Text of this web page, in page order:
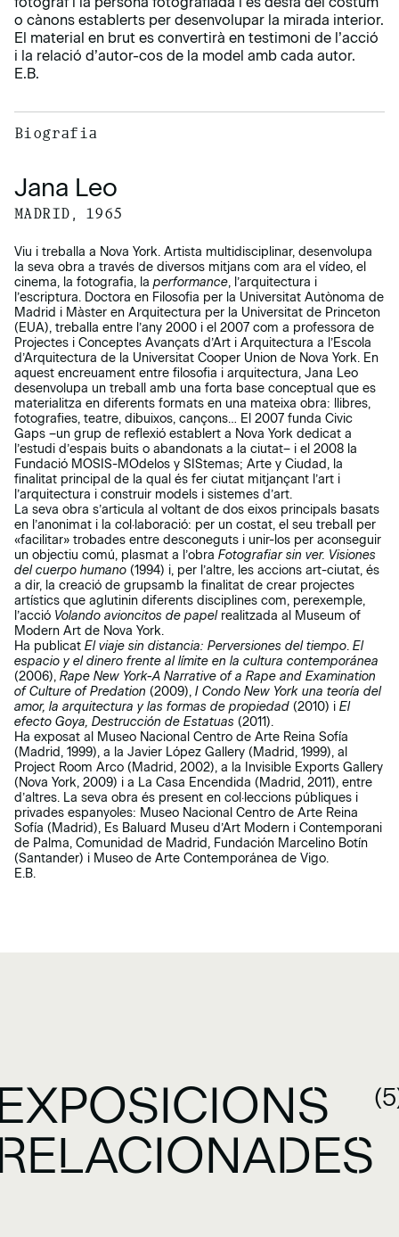
o cànons establerts per desenvolupar la mirada interior.
El material en brut es convertirà en testimoni de l’acció
i la relació d’autor-cos de la model amb cada autor.
E.B.
Biografia
Jana Leo
MADRID, 1965
Viu i treballa a Nova York. Artista multidisciplinar, desenvolupa
la seva obra a través de diversos mitjans com ara el vídeo, el
cinema, la fotografia, la performance, l’arquitectura i
l’escriptura. Doctora en Filosofia per la Universitat Autònoma de
Madrid i Màster en Arquitectura per la Universitat de Princeton
(EUA), treballa entre l’any 2000 i el 2007 com a professora de
Projectes i Conceptes Avançats d’Art i Arquitectura a l’Escola
d’Arquitectura de la Universitat Cooper Union de Nova York. En
aquest encreuament entre filosofia i arquitectura, Jana Leo
desenvolupa un treball amb una forta base conceptual que es
materialitza en diferents formats en una mateixa obra: llibres,
fotografies, teatre, dibuixos, cançons… El 2007 funda Civic
Gaps –un grup de reflexió establert a Nova York dedicat a
l’estudi d’espais buits o abandonats a la ciutat– i el 2008 la
Fundació MOSIS-MOdelos y SIStemas; Arte y Ciudad, la
finalitat principal de la qual és fer ciutat mitjançant l’art i
l’arquitectura i construir models i sistemes d’art.
La seva obra s’articula al voltant de dos eixos principals basats
en l’anonimat i la col·laboració: per un costat, el seu treball per
«facilitar» trobades entre desconeguts i unir-los per aconseguir
un objectiu comú, plasmat a l’obra Fotografiar sin ver. Visiones
del cuerpo humano (1994) i, per l’altre, les accions art-ciutat, és
a dir, la creació de grupsamb la finalitat de crear projectes
artístics que aglutinin diferents disciplines com, perexemple,
l’acció Volando avioncitos de papelrealitzada al Museum of
Modern Art de Nova York.
Ha publicat El viaje sin distancia: Perversiones del tiempo. El
espacio y el dinero frente al límite en la cultura contemporánea
(2006), Rape New York-A Narrative of a Rape and Examination
of Culture of Predation (2009), I Condo New York una teoría del
amor, la arquitectura y las formas de propiedad (2010) i El
efecto Goya, Destrucción de Estatuas (2011).
Ha exposat al Museo Nacional Centro de Arte Reina Sofía
(Madrid, 1999), a la Javier López Gallery (Madrid, 1999), al
Project Room Arco (Madrid, 2002), a la Invisible Exports Gallery
(Nova York, 2009) i a La Casa Encendida (Madrid, 2011), entre
d’altres. La seva obra és present en col·leccions públiques i
privades espanyoles: Museo Nacional Centro de Arte Reina
Sofía (Madrid), Es Baluard Museu d’Art Modern i Contemporani
de Palma, Comunidad de Madrid, Fundación Marcelino Botín
(Santander) i Museo de Arte Contemporánea de Vigo.
E.B.